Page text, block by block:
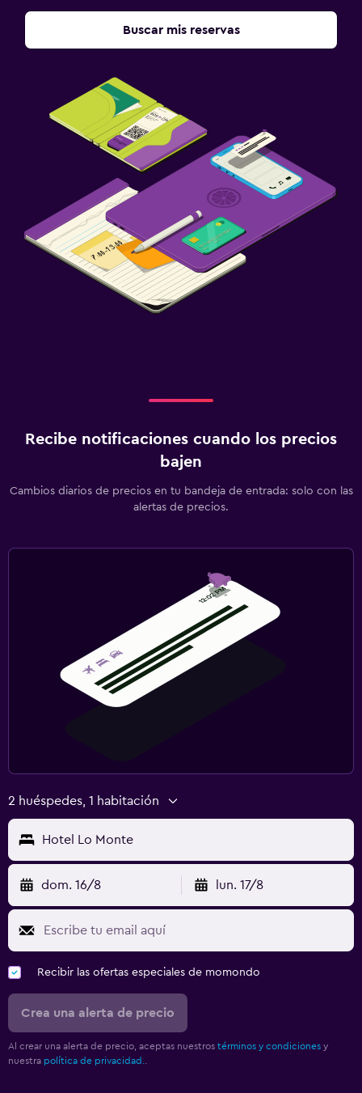
Buscar mis reservas
Recibe notificaciones cuando los precios
bajen
Cambios diarios de precios en tu bandeja de entrada: solo con las
alertas de precios.
2 huéspedes, 1 habitación
Hotel Lo Monte
dom. 16/8 lun. 17/8
Recibir las ofertas especiales de momondo
Crea una alerta de precio
Al crear una alerta de precio, aceptas nuestros términos y condiciones y
nuestra política de privacidad.